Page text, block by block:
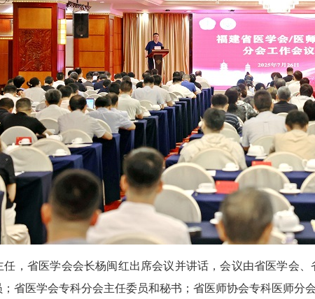
省医学会会长杨闽红出席会议并讲话，会议由省医学会、
省医学会专科分会主任委员和秘书；省医师协会专科医师分